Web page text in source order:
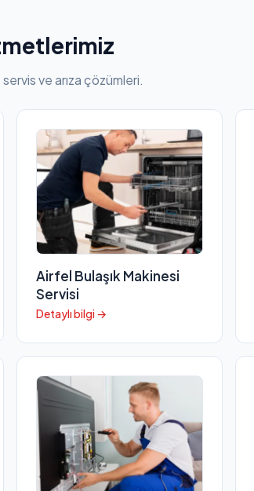
servis ve arıza çözümleri.
Airfel Bulaşık Makinesi
Servisi
Detaylı bilgi →